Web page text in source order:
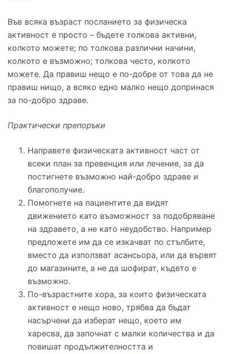
Във всяка възраст посланието за физическа
активност е просто – бъдете толкова активни,
колкото можете; по толкова различни начини,
колкото е възможно; толкова често, колкото
можете. Да правиш нещо е по-добре от това да не
правиш нищо, а всяко едно малко нещо допринася
за по-добро здраве.
Практически препоръки
Направете физическата активност част от
всеки план за превенция или лечение, за да
постигнете възможно най-добро здраве и
благополучие.
Помогнете на пациентите да видят
движението като възможност за подобряване
на здравето, а не като неудобство. Например
предложете им да се изкачват по стълбите,
вместо да използват асансьора, или да вървят
до магазините, а не да шофират, където е
възможно.
По-възрастните хора, за които физическата
активност е нещо ново, трябва да бъдат
насърчени да изберат нещо, което им
харесва, да започнат с малки количества и да
повишат продължителността и